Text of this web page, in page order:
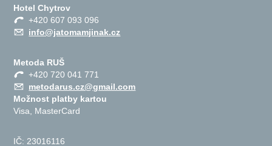
Hotel Chytrov
+420 607 093 096
info@jatomamjinak.cz
Metoda RUŠ
+420 720 041 771
metodarus.cz@gmail.com
Možnost platby kartou
Visa, MasterCard
IČ: 23016116